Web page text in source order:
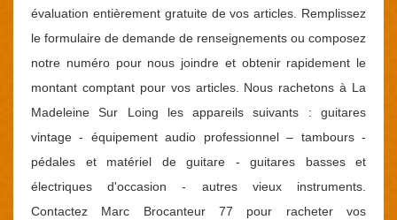
évaluation entièrement gratuite de vos articles. Remplissez
le formulaire de demande de renseignements ou composez
notre numéro pour nous joindre et obtenir rapidement le
montant comptant pour vos articles. Nous rachetons à La
Madeleine Sur Loing les appareils suivants : guitares
vintage - équipement audio professionnel – tambours -
pédales et matériel de guitare - guitares basses et
électriques d'occasion - autres vieux instruments.
Contactez Marc Brocanteur 77 pour racheter vos